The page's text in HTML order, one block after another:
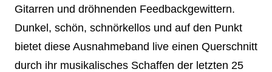
Gitarren und dröhnenden Feedbackgewittern.
Dunkel, schön, schnörkellos und auf den Punkt
bietet diese Ausnahmeband live einen Querschnitt
durch ihr musikalisches Schaffen der letzten 25